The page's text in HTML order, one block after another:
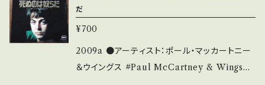
2ndシングル。 *参考視聴: https://youtu.be/V
7Ntu4Rw3yw ●状態：ジャケ/盤：B+/A (国内
盤/Wジャケ) * 【状態説明の見方】 商品列に並
ぶ ■状態・説明 / 発送について■ をご覧くださ
だ
¥700
2009a ●アーティスト：ポール・マッカートニー
＆ウイングス #Paul McCartney & Wings